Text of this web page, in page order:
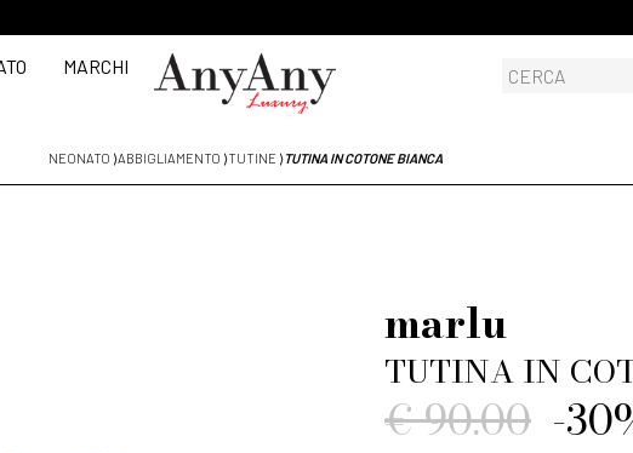
MARCHI
NEONATO ⟩ABBIGLIAMENTO ⟩TUTINE ⟩TUTINA IN COTONE BIANCA
marlu
TUTINA IN
€ 90.00 -